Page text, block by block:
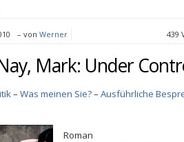
– von Werner 439
Mark: Under
– Was meinen Sie?– Ausführliche
Roman